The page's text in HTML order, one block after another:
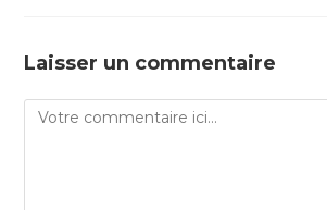
Laisser un commentaire